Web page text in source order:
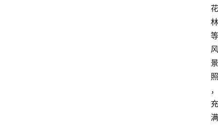
花
林
等
风
景
照
，
充
满